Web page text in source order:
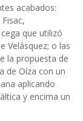
acabados:
que utilizó
Velásquez; o las
la propuesta de
de Oíza con un
aplicando
y encima un